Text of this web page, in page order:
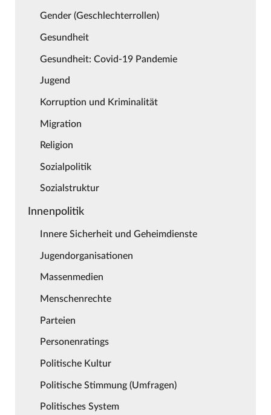
Gender (Geschlechterrollen)
Gesundheit
Gesundheit: Covid-19 Pandemie
Jugend
Korruption und Kriminalität
Migration
Religion
Sozialpolitik
Sozialstruktur
Innenpolitik
Innere Sicherheit und Geheimdienste
Jugendorganisationen
Massenmedien
Menschenrechte
Parteien
Personenratings
Politische Kultur
Politische Stimmung (Umfragen)
Politisches System